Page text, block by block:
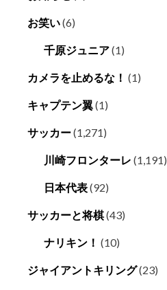
お笑い(6)
千原ジュニア(1)
カメラを止めるな！ (1)
キャプテン翼(1)
サッカー(1,271)
川崎フロンターレ (1,191)
日本代表(92)
サッカーと将棋(43)
ナリキン！ (10)
ジャイアントキリング(23)